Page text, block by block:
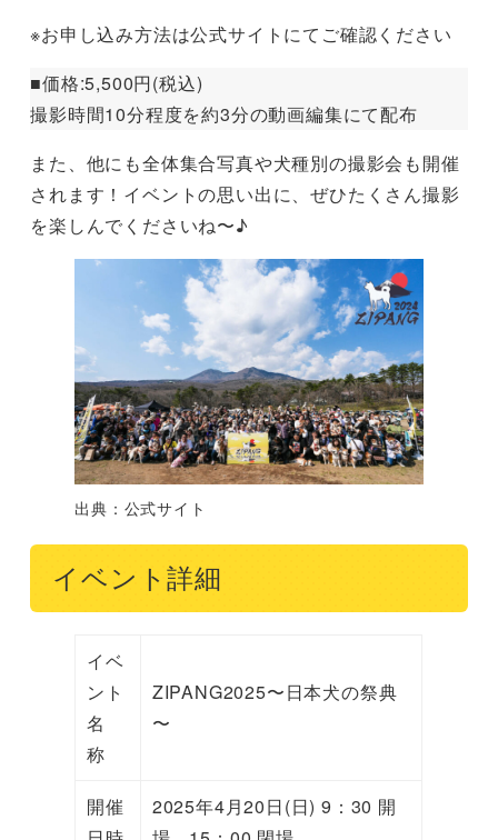
※お申し込み方法は公式サイトにてご確認ください
■価格:5,500円(税込)
撮影時間10分程度を約3分の動画編集にて配布
また、他にも全体集合写真や犬種別の撮影会も開催
されます！イベントの思い出に、ぜひたくさん撮影
を楽しんでくださいね〜♪
出典：公式サイト
イベント詳細
イベ
ント
名
称
ZIPANG2025〜日本犬の祭典
〜
開催
2025年4月20日(日) 9：30 開